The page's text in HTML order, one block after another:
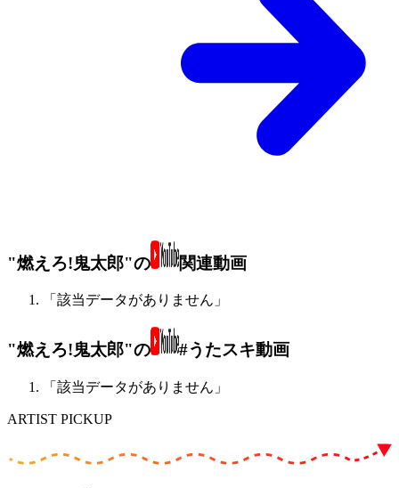
"燃えろ!鬼太郎"の 関連動画
「該当データがありません」
"燃えろ!鬼太郎"の #うたスキ動画
「該当データがありません」
ARTIST PICKUP